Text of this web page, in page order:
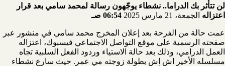
لن تتأثر بك الدراما.. نشطاء يوجّهون رسالة لمحمد سامي بعد قرار
اعتزاله الجمعة، 21 مارس 2025 06:54 صـ
عمت حالة من الفرحة بعد إعلان المخرج محمد سامي في منشور عبر
صفحته الرسمية على موقع التواصل الاجتماعي فيسبوك، اعتزاله
العمل الدرامي، وذلك بعد حالة الاستياء وردود الفعل السلبية تجاه
مسلسله الأخير اش اش بطولة زوجته مي عمر. حيث سارع نشطاء